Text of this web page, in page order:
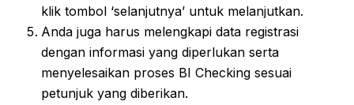
klik tombol ‘selanjutnya’ untuk melanjutkan.
Anda juga harus melengkapi data registrasi
dengan informasi yang diperlukan serta
menyelesaikan proses BI Checking sesuai
petunjuk yang diberikan.